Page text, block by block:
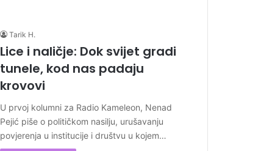
Tarik H.
Lice i naličje: Dok svijet gradi
tunele, kod nas padaju
krovovi
U prvoj kolumni za Radio Kameleon, Nenad
Pejić piše o političkom nasilju, urušavanju
povjerenja u institucije i društvu u kojem…